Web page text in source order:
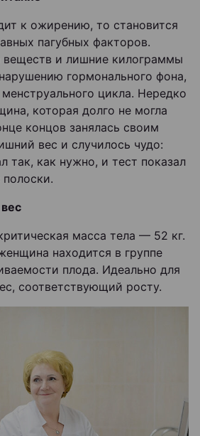
к ожирению, то становится
пагубных факторов.
и лишние килограммы
гормонального фона,
цикла. Нередко
которая долго не могла
концов занялась своим
вес и случилось чудо:
так, как нужно, и тест показал
масса тела — 52 кг.
находится в группе
плода. Идеально для
соответствующий росту.